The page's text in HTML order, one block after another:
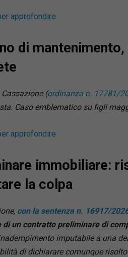
approfondire
di
(ordinanza n. 17781/
Caso emblematico su figli
approfondire
immobiliare:
la colpa
con la sentenza n. 16917/
di un contratto preliminare di
imputabile a una
di dichiarare comunque